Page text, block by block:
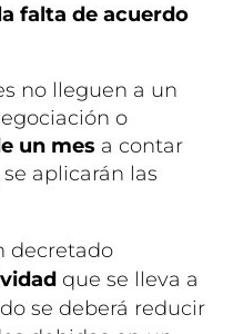
falta de acuerdo
no lleguen a un
o
un mes a contar
aplicarán las
decretado
que se lleva a
se deberá reducir